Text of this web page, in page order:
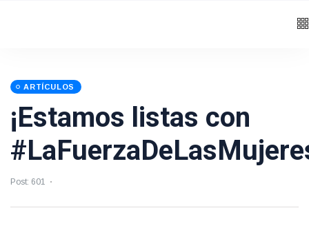
ARTÍCULOS
¡Estamos listas con
Post: 601